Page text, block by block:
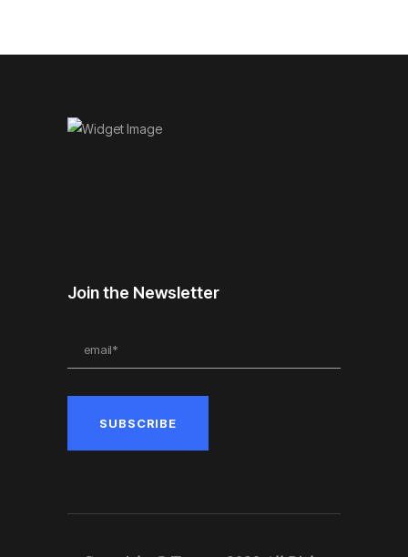
Join the Newsletter